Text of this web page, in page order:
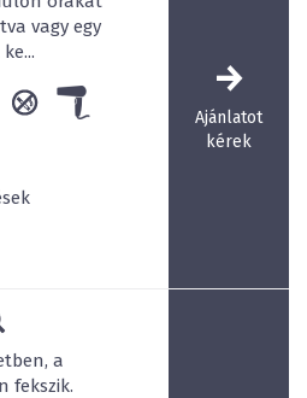
vagy egy
Ajánlatot
kérek
a
fekszik.